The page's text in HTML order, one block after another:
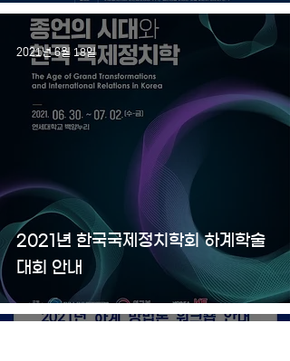
2021년 한국국제정치학회 하계학술
대회 안내
2021년 6월 18일